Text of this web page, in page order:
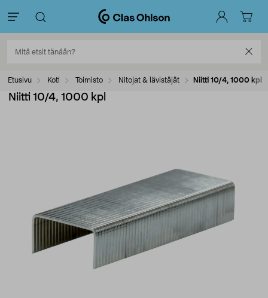
Etusivu Koti Toimisto Nitojat & lävistäjät Niitti 10/4, 1000 kpl
Niitti 10/4, 1000 kpl